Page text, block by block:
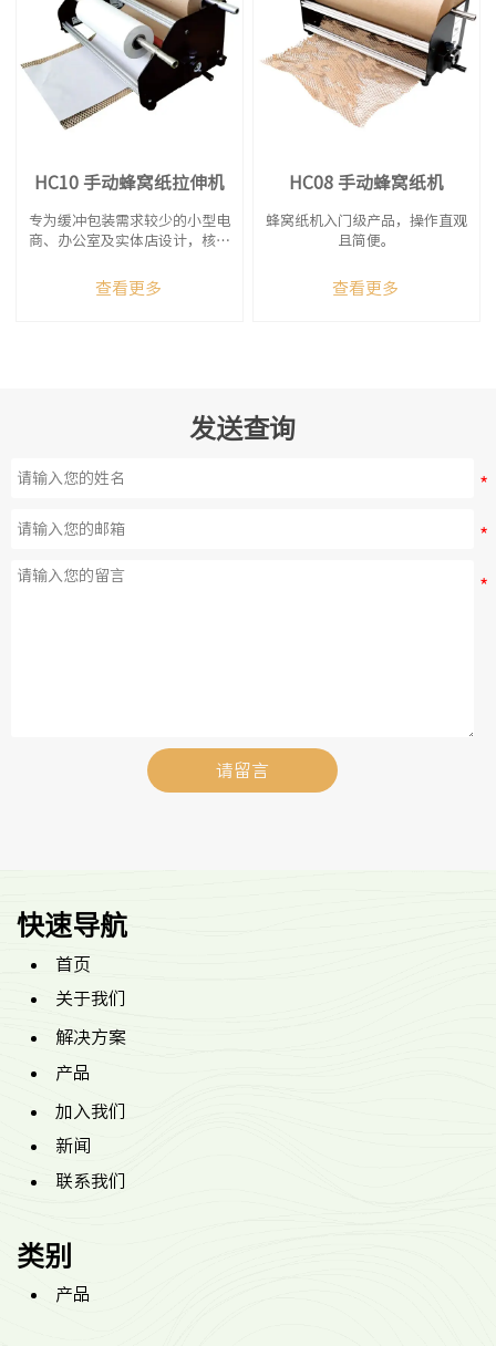
HC10 手动蜂窝纸拉伸机
专为缓冲包装需求较少的小型电
商、办公室及实体店设计，核心
查看更多
HC08 手动蜂窝纸机
蜂窝纸机入门级产品，操作直观
且简便。
查看更多
发送查询
请留言
快速导航
首页
关于我们
解决方案
产品
加入我们
新闻
联系我们
类别
产品